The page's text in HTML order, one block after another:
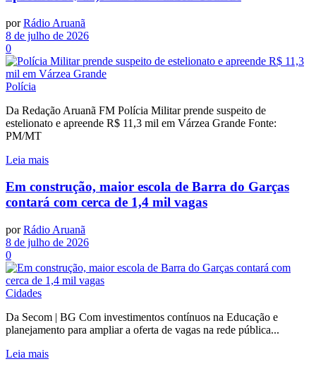
por Rádio Aruanã
8 de julho de 2026
0
Polícia
Da Redação Aruanã FM Polícia Militar prende suspeito de
estelionato e apreende R$ 11,3 mil em Várzea Grande Fonte:
PM/MT
Leia mais
Em construção, maior escola de Barra do Garças
contará com cerca de 1,4 mil vagas
por Rádio Aruanã
8 de julho de 2026
0
Cidades
Da Secom | BG Com investimentos contínuos na Educação e
planejamento para ampliar a oferta de vagas na rede pública...
Leia mais